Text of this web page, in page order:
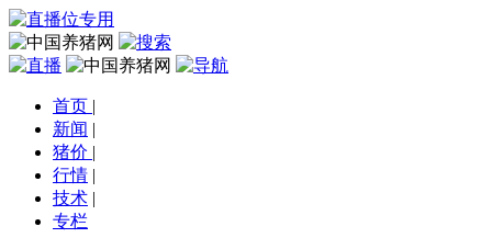
首页 |
新闻 |
猪价 |
行情 |
技术 |
专栏